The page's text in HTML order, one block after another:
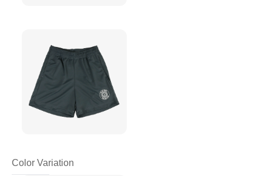
Color Variation